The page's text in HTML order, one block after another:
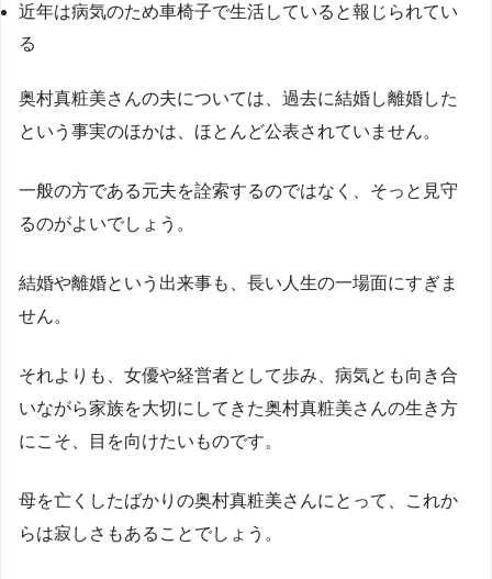
近年は病気のため車椅子で生活していると報じられてい
る
奥村真粧美さんの夫については、過去に結婚し離婚した
という事実のほかは、ほとんど公表されていません。
一般の方である元夫を詮索するのではなく、そっと見守
るのがよいでしょう。
結婚や離婚という出来事も、長い人生の一場面にすぎま
せん。
それよりも、女優や経営者として歩み、病気とも向き合
いながら家族を大切にしてきた奥村真粧美さんの生き方
にこそ、目を向けたいものです。
母を亡くしたばかりの奥村真粧美さんにとって、これか
らは寂しさもあることでしょう。